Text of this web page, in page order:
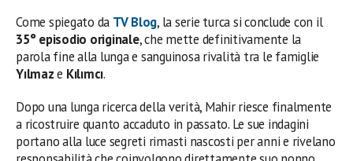
Come spiegato da TV Blog, la serie turca si conclude con il
35° episodio originale, che mette definitivamente la
parola fine alla lunga e sanguinosa rivalità tra le famiglie
Yılmaze Kılımcı.
Dopo una lunga ricerca della verità, Mahir riesce finalmente
a ricostruire quanto accaduto in passato. Le sue indagini
portano alla luce segreti rimasti nascosti per anni e rivelano